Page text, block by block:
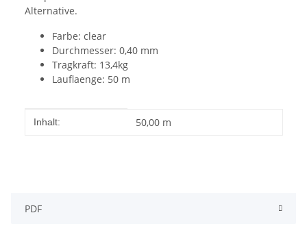
Alternative.
Farbe: clear
Durchmesser: 0,40 mm
Tragkraft: 13,4kg
Lauflaenge: 50 m
Produkteigenschaft
Wert
Inhalt: 50,00 m
PDF